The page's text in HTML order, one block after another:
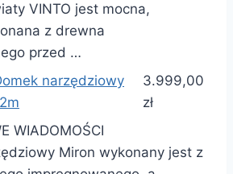
VINTO jest mocna,
z drewna
przed …
narzędziowy
3.999,00
zł
WIADOMOŚCI
Miron wykonany jest z